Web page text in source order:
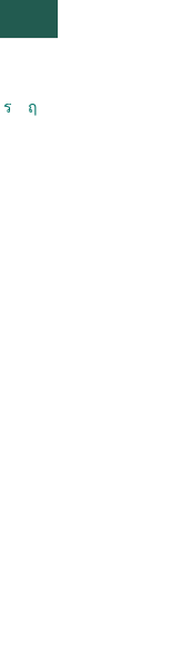
ร
ฤ